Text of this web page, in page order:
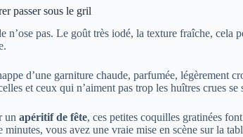
passer sous le gril
n’ose pas. Le goût très iodé, la texture fraîche, cela
d’une garniture chaude, parfumée, légèrement
et ceux qui n’aiment pas trop les huîtres crues se
un apéritif de fête, ces petites coquilles gratinées
vous avez une vraie mise en scène sur la